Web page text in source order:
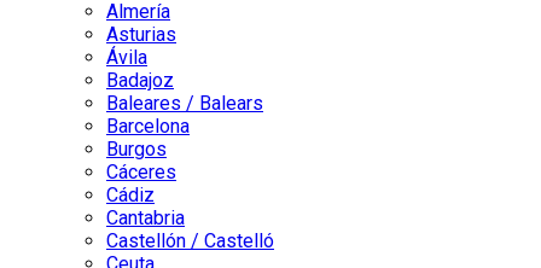
Almería
Asturias
Ávila
Badajoz
Baleares / Balears
Barcelona
Burgos
Cáceres
Cádiz
Cantabria
Castellón / Castelló